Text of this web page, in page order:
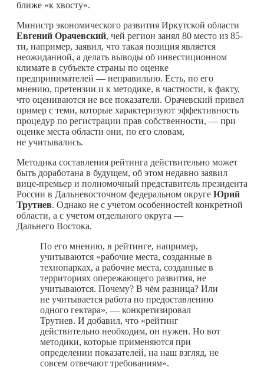
ближе «к хвосту».
Министр экономического развития Иркутской области
Евгений Орачевский, чей регион занял 80 место из 85-
ти, например, заявил, что такая позиция является
неожиданной, а делать выводы об инвестиционном
климате в субъекте страны по оценке
предпринимателей — неправильно. Есть, по его
мнению, претензии и к методике, в частности, к факту,
что оцениваются не все показатели. Орачевский привел
пример с теми, которые характеризуют эффективность
процедур по регистрации прав собственности, — при
оценке места области они, по его словам,
не учитывались.
Методика составления рейтинга действительно может
быть доработана в будущем, об этом недавно заявил
вице-премьер и полномочный представитель президента
России в Дальневосточном федеральном округе Юрий
Трутнев. Однако не с учетом особенностей конкретной
области, а с учетом отдельного округа —
Дальнего Востока.
По его мнению, в рейтинге, например,
учитываются «рабочие места, созданные в
технопарках, а рабочие места, созданные в
территориях опережающего развития, не
учитываются. Почему? В чём разница? Или
не учитывается работа по предоставлению
одного гектара», — конкретизировал
Трутнев. И добавил, что «рейтинг
действительно необходим, он нужен. Но вот
методики, которые применяются при
определении показателей, на наш взгляд, не
совсем отвечают требованиям».